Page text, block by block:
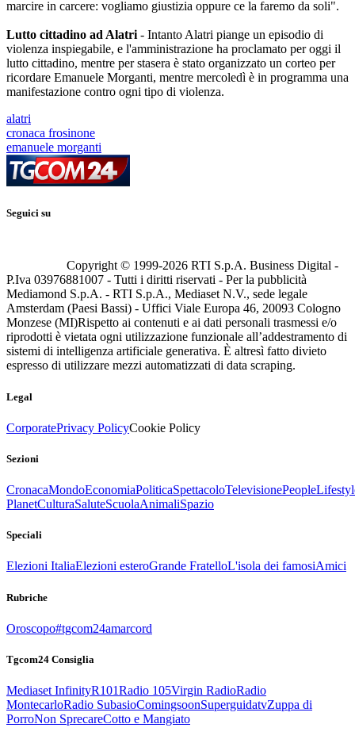
marcire in carcere: vogliamo giustizia oppure ce la faremo da soli".
Lutto cittadino ad Alatri - Intanto Alatri piange un episodio di
violenza inspiegabile, e l'amministrazione ha proclamato per oggi il
lutto cittadino, mentre per stasera è stato organizzato un corteo per
ricordare Emanuele Morganti, mentre mercoledì è in programma una
manifestazione contro ogni tipo di violenza.
alatri
cronaca frosinone
emanuele morganti
Seguici su
Copyright © 1999-2026 RTI S.p.A. Business Digital -
P.Iva 03976881007 - Tutti i diritti riservati - Per la pubblicità
Mediamond S.p.A. - RTI S.p.A., Mediaset N.V., sede legale
Amsterdam (Paesi Bassi) - Uffici Viale Europa 46, 20093 Cologno
Monzese (MI)Rispetto ai contenuti e ai dati personali trasmessi e/o
riprodotti è vietata ogni utilizzazione funzionale all’addestramento di
sistemi di intelligenza artificiale generativa. È altresì fatto divieto
espresso di utilizzare mezzi automatizzati di data scraping.
Legal
CorporatePrivacy PolicyCookie Policy
Sezioni
CronacaMondoEconomiaPoliticaSpettacoloTelevisionePeople
PlanetCulturaSaluteScuolaAnimaliSpazio
Speciali
Elezioni ItaliaElezioni esteroGrande FratelloL'isola dei famosiAmici
Rubriche
Oroscopo#tgcom24amarcord
Tgcom24 Consiglia
Mediaset InfinityR101Radio 105Virgin RadioRadio
MontecarloRadio SubasioComingsoonSuperguidatvZuppa di
PorroNon SprecareCotto e Mangiato